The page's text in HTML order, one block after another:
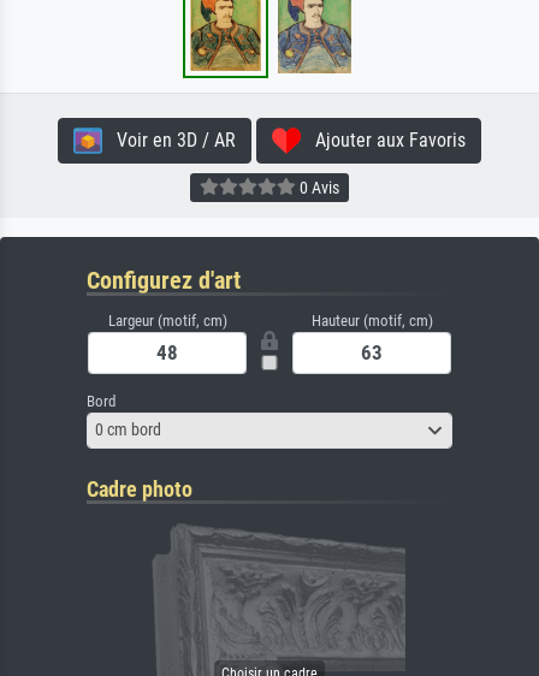
Voir en 3D / AR Ajouter aux Favoris
0 Avis
Configurez d'art
Largeur (motif, cm) Hauteur (motif, cm)
Bord
0 cm bord
Cadre photo